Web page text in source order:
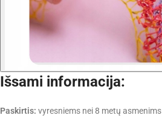
Išsami informacija:
Paskirtis: vyresniems nei 8 metų asmenims